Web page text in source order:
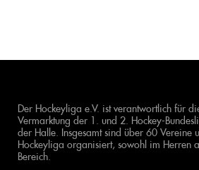
Der Hockeyliga e.V. ist verantwortlich für
Vermarktung der 1. und 2. Hockey-
der Halle. Insgesamt sind über 60 Vereine
Hockeyliga organisiert, sowohl im Herren
Bereich.